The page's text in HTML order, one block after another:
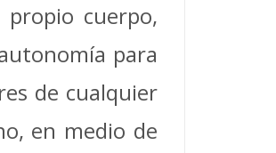
cuerpo,
para
de cualquier
en medio de